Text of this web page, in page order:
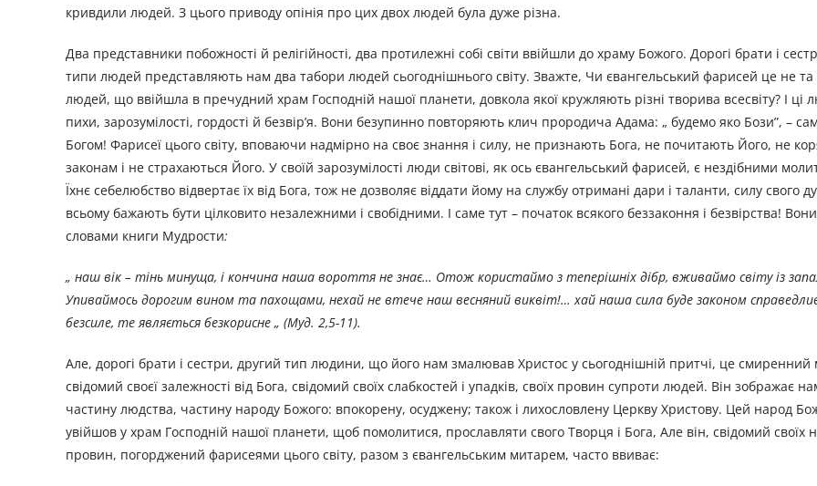
кривдили людей. З цього приводу опінія про цих двох людей була дуже різна.
Два представники побожності й релігійності, два протилежні собі світи ввійшли до храму Божого. Дорогі брати і
типи людей представляють нам два табори людей сьогоднішнього світу. Зважте, Чи євангельський фарисей це не та
людей, що ввійшла в пречудний храм Господній нашої планети, довкола якої кружляють різні творива всесвіту? І ці
пихи, зарозумілості, гордості й безвір’я. Вони безупинно повторяють клич прородича Адама: „ будемо яко Бози”, –
Богом! Фарисеї цього світу, вповаючи надмірно на своє знання і силу, не признають Бога, не почитають Його, не
законам і не страхаються Його. У своїй зарозумілості люди світові, як ось євангельський фарисей, є нездібними
Їхнє себелюбство відвертає їх від Бога, тож не дозволяє віддати йому на службу отримані дари і таланти, силу свого
всьому бажають бути цілковито незалежними і свобідними. І саме тут – початок всякого беззаконня і безвірства!
словами книги Мудрости:
„ наш вік – тінь минуща, і кончина наша вороття не знає… Отож користаймо з теперішніх дібр, вживаймо світу із
Упиваймось дорогим вином та пахощами, нехай не втече наш весняний виквіт!… хай наша сила буде законом
безсиле, те являється безкорисне „ (Муд. 2,5-11).
Але, дорогі брати і сестри, другий тип людини, що його нам змалював Христос у сьогоднішній притчі, це смиренний
свідомий своєї залежності від Бога, свідомий своїх слабкостей і упадків, своїх провин супроти людей. Він зображає
частину людства, частину народу Божого: впокорену, осуджену; також і лихословлену Церкву Христову. Цей народ
увійшов у храм Господній нашої планети, щоб помолитися, прославляти свого Творця і Бога, Але він, свідомий своїх
провин, погорджений фарисеями цього світу, разом з євангельським митарем, часто ввиває: